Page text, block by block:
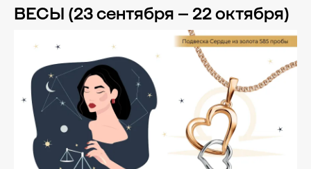
ВЕСЫ (23 сентября – 22 октября)